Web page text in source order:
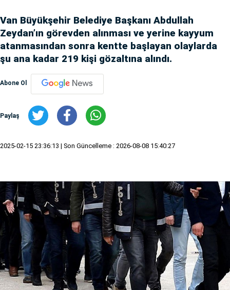
Van Büyükşehir Belediye Başkanı Abdullah
Zeydan’ın görevden alınması ve yerine kayyum
atanmasından sonra kentte başlayan olaylarda
şu ana kadar 219 kişi gözaltına alındı.
Abone Ol
Paylaş
2025-02-15 23:36:13 | Son Güncelleme : 2026-08-08 15:40:27